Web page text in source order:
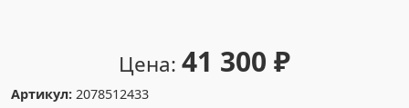
Цена: 41 300 ₽
Артикул: 2078512433